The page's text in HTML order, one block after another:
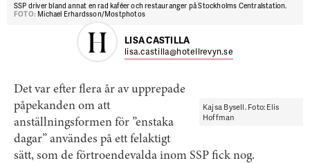
SSP driver bland annat en rad kaféer och restauranger på Stockholms Centralstation.
FOTO: Michael Erhardsson/Mostphotos
LISA CASTILLA
lisa.castilla@hotellrevyn.se
Kajsa Bysell. Foto: Elis
Hoffman
Det var efter flera år av upprepade
påpekanden om att
anställningsformen för ”enstaka
dagar” användes på ett felaktigt
sätt, som de förtroendevalda inom SSP fick nog.